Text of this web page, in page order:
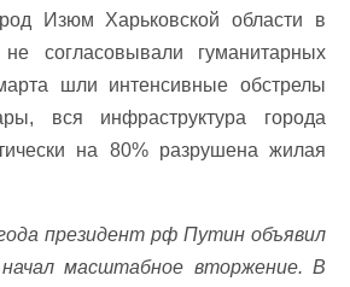
Изюм Харьковской области в
согласовывали гуманитарных
шли интенсивные обстрелы
вся инфраструктура города
на 80% разрушена жилая
президент рф Путин объявил
масштабное вторжение. В